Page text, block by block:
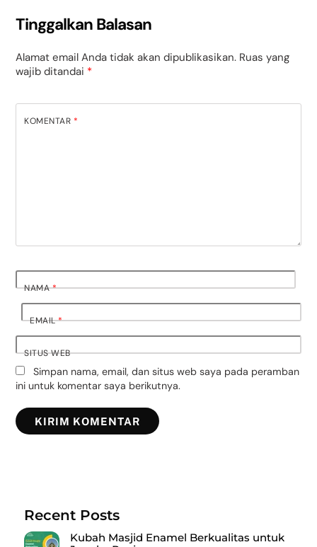
Tinggalkan Balasan
Alamat email Anda tidak akan dipublikasikan. Ruas yang
wajib ditandai *
KOMENTAR *
NAMA*
EMAIL*
SITUS WEB
Simpan nama, email, dan situs web saya pada peramban
ini untuk komentar saya berikutnya.
Recent Posts
Kubah Masjid Enamel Berkualitas untuk